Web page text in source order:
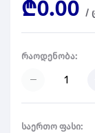
₾0.00 /
რაოდენობა:
საერთო ფასი: